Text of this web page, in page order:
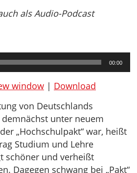
als Audio-Podcast
00:00
window | Download
von Deutschlands
unter neuem
„Hochschulpakt“ war, heißt
Studium und Lehre
schöner und verheißt
Dagegen schwang bei „Pakt“